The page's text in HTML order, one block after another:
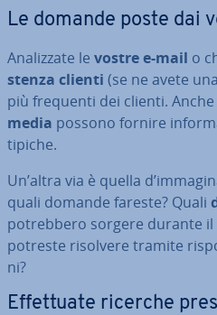
Le domande poste dai
Ana­liz­za­te le vostre e-mail o
sten­za clienti (se ne avete
più frequenti dei clienti.
media possono fornire
tipiche.
Un’altra via è quella
quali domande fareste? Quali
po­treb­be­ro sorgere durante il
potreste risolvere tramite
ni?
Ef­fet­tua­te ricerche